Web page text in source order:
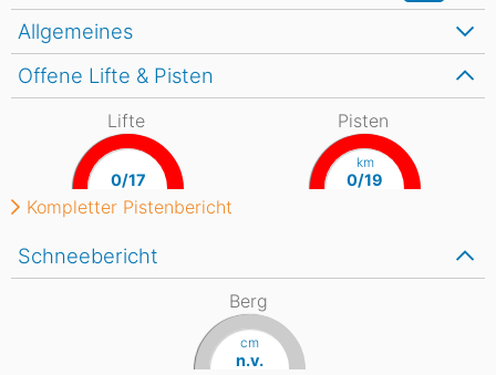
Allgemeines
Schneebericht
Berg
cm
n.v.
Offene Lifte & Pisten
Lifte
0/17
Pisten
km
0/19
Kompletter Pistenbericht